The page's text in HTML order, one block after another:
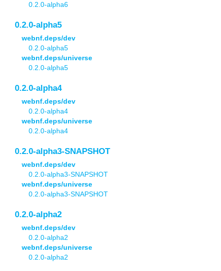
0.2.0-alpha6
0.2.0-alpha5
webnf.deps/dev
0.2.0-alpha5
webnf.deps/universe
0.2.0-alpha5
0.2.0-alpha4
webnf.deps/dev
0.2.0-alpha4
webnf.deps/universe
0.2.0-alpha4
0.2.0-alpha3-SNAPSHOT
webnf.deps/dev
0.2.0-alpha3-SNAPSHOT
webnf.deps/universe
0.2.0-alpha3-SNAPSHOT
0.2.0-alpha2
webnf.deps/dev
0.2.0-alpha2
webnf.deps/universe
0.2.0-alpha2